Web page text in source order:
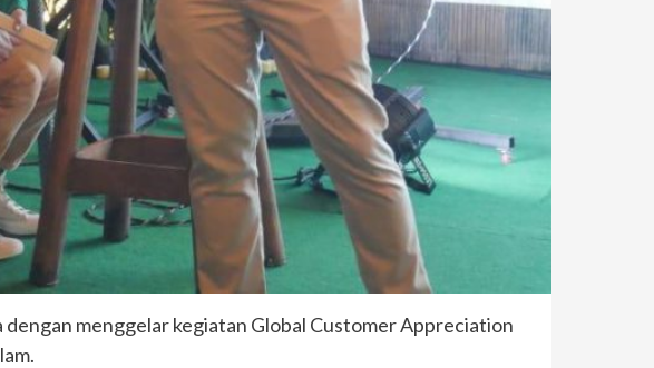
menggelar kegiatan Global Customer Appreciation